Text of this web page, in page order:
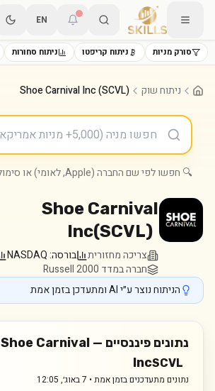
EN
סורק מניות ניתוח קריפטו ניתוח סחורות
ניתוח שוק Shoe Carnival Inc (SCVL)
🔍 חפשו לפי שם החברה (Apple, לאומי) או סימול (AAPL, LUMI.TA)
Shoe Carnival
Inc(SCVL)
צריכה מחזורית בורסה:NASDAQ
חברה במדד Russell 2000
הניתוח נוצר ע״י AI ומתעדכן בזמן אמת
נתונים פיננסיים — Shoe Carnival
IncSCVL
נתונים מתעדכנים בזמן אמת • 7 באוג׳, 12:05